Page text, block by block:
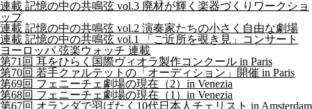
連載 記憶の中の共鳴弦 vol.3 廃材が輝く楽器づくりワークショ
ップ
連載 記憶の中の共鳴弦 vol.2 演奏家たちの小さく自由な劇場
連載 記憶の中の共鳴弦 vol.1 「ご近所を覗き見」コンサート
ヨーロッパ 弦楽ウォッチ 連載
第71回 耳をひらく国際ヴィオラ製作コンクール in Paris
第70回 若手クァルテットの「オーディション」開催 in Paris
第69回 フェニーチェ劇場の現在（2）in Venezia
第68回 フェニーチェ劇場の現在（1）in Venezia
第67回 オランダで羽ばたく10代日本人チェリスト in Amsterdam